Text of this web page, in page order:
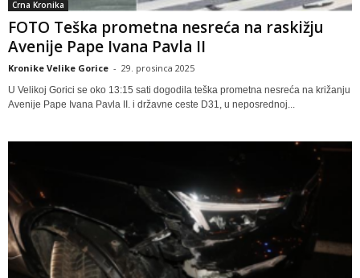
Crna Kronika
FOTO Teška prometna nesreća na raskižju
Avenije Pape Ivana Pavla II
Kronike Velike Gorice - 29. prosinca 2025
U Velikoj Gorici se oko 13:15 sati dogodila teška prometna nesreća na križanju
Avenije Pape Ivana Pavla II. i državne ceste D31, u neposrednoj...